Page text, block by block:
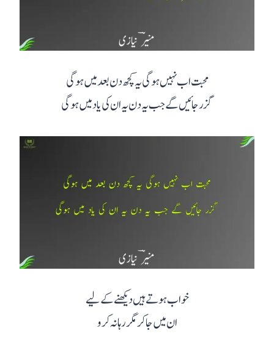
محبت اب نہیں ہوگی یہ کچھ دن بعد میں ہوگی
گزر جائیں گے جب یہ دن یہ ان کی یاد میں ہوگی
خواب ہوتے ہیں دیکھنے کے لیے
ان میں جا کر مگر رہا نہ کرو